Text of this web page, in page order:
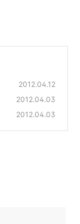
2012.04.12
2012.04.03
2012.04.03